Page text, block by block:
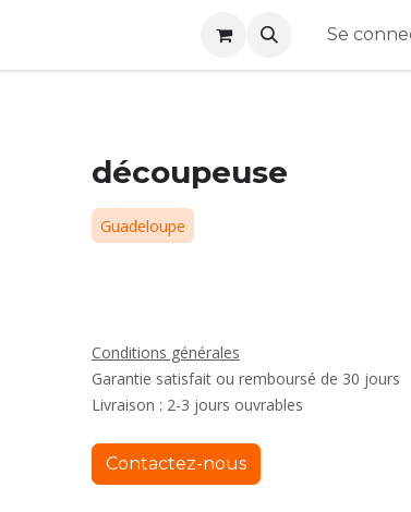
Rejoignez nous Se
découpeuse
Guadeloupe
Conditions générales
Garantie satisfait ou remboursé de 30 jours
Livraison : 2-3 jours ouvrables
Contactez-nous